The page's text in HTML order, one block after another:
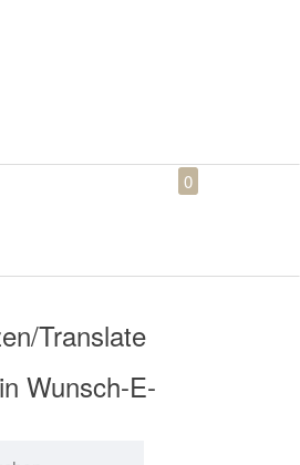
0
Translate
Wunsch-E-